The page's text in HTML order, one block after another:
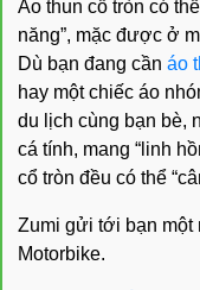
Áo thun cổ tròn có
năng”, mặc được ở
Dù bạn đang cần áo
hay một chiếc áo
du lịch cùng bạn bè,
cá tính, mang “linh
cổ tròn đều có thể
Zumi gửi tới bạn một
Motorbike.